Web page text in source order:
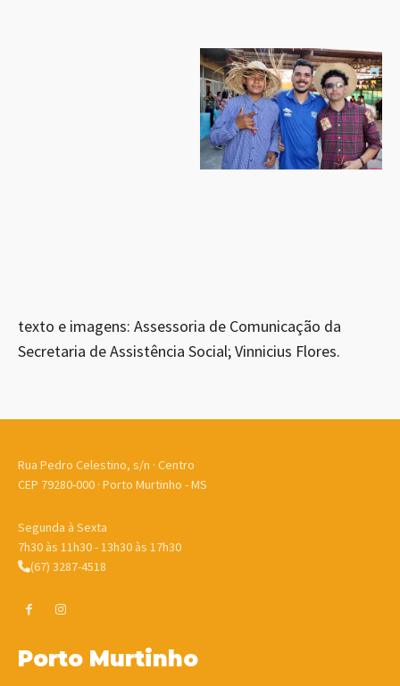
texto e imagens: Assessoria de Comunicação da
Secretaria de Assistência Social; Vinnicius Flores.
Rua Pedro Celestino, s/n · Centro
CEP 79280-000 · Porto Murtinho - MS
Segunda à Sexta
7h30 às 11h30 - 13h30 às 17h30
(67) 3287-4518
Porto Murtinho